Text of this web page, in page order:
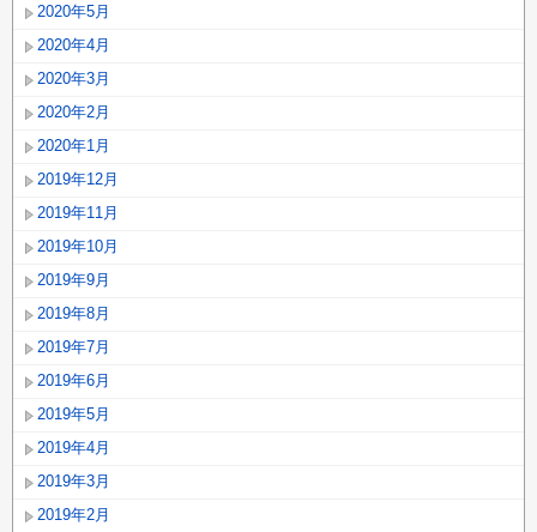
2020年5月
2020年4月
2020年3月
2020年2月
2020年1月
2019年12月
2019年11月
2019年10月
2019年9月
2019年8月
2019年7月
2019年6月
2019年5月
2019年4月
2019年3月
2019年2月